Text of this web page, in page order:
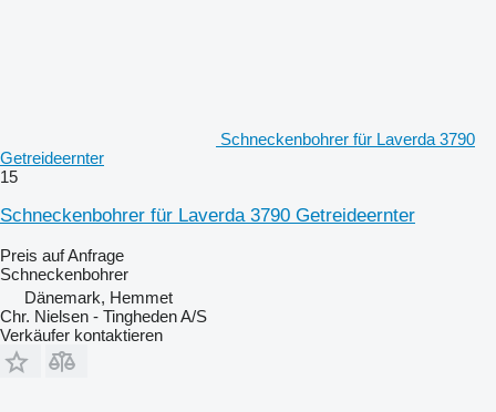
Schneckenbohrer für Laverda 3790
Getreideernter
15
Schneckenbohrer für Laverda 3790 Getreideernter
Preis auf Anfrage
Schneckenbohrer
Dänemark, Hemmet
Chr. Nielsen - Tingheden A/S
Verkäufer kontaktieren